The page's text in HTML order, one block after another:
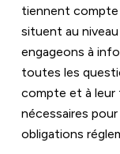
tiennent compte
situent au
engageons à
toutes les
compte et à
nécessaires
obligations